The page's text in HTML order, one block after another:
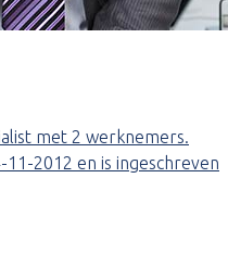
met 2 werknemers.
2012 en is ingeschreven